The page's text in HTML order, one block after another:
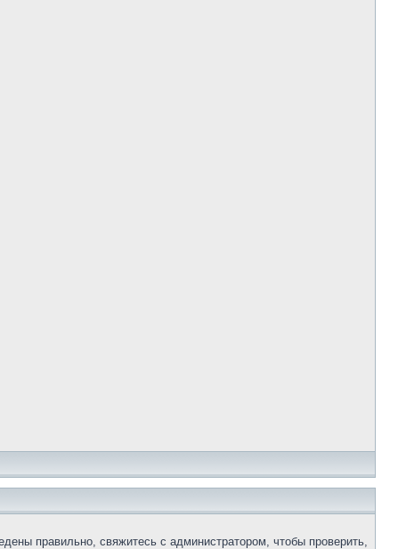
правильно, свяжитесь с администратором, чтобы проверить,